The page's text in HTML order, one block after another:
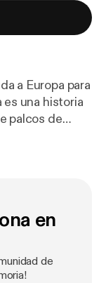
a Europa para
una historia
palcos de
del
que creían
cayeron a
historia que
pero que
los que
en
de